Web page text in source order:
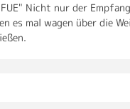
Nicht nur der
es mal wagen über die